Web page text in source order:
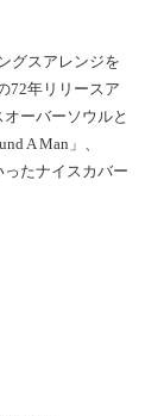
グスアレンジを
72年リリースア
ーバーソウルと
A Man」、
ったナイスカバー